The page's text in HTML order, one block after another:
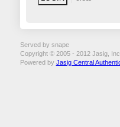
Served by snape
Copyright © 2005 - 2012 Jasig,
Powered by Jasig Central